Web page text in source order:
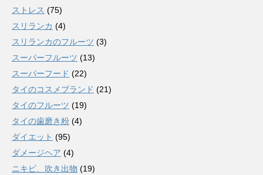
ストレス (75)
スリランカ (4)
スリランカのフルーツ (3)
スーパーフルーツ (13)
スーパーフード (22)
タイのコスメブランド (21)
タイのフルーツ (19)
タイの歯磨き粉 (4)
ダイエット (95)
ダメージヘア (4)
ニキビ、吹き出物 (19)